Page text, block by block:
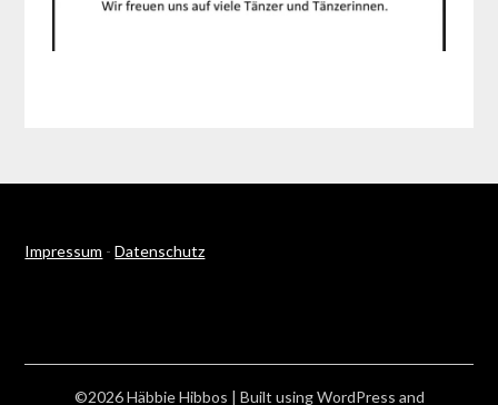
Impressum -Datenschutz
©2026 Häbbie Hibbos | Built using WordPress and